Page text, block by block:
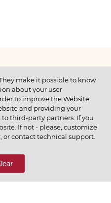
make it possible to know
about your user
to improve the Website.
and providing your
third-party partners. If you
If not - please, customize
or contact technical support.